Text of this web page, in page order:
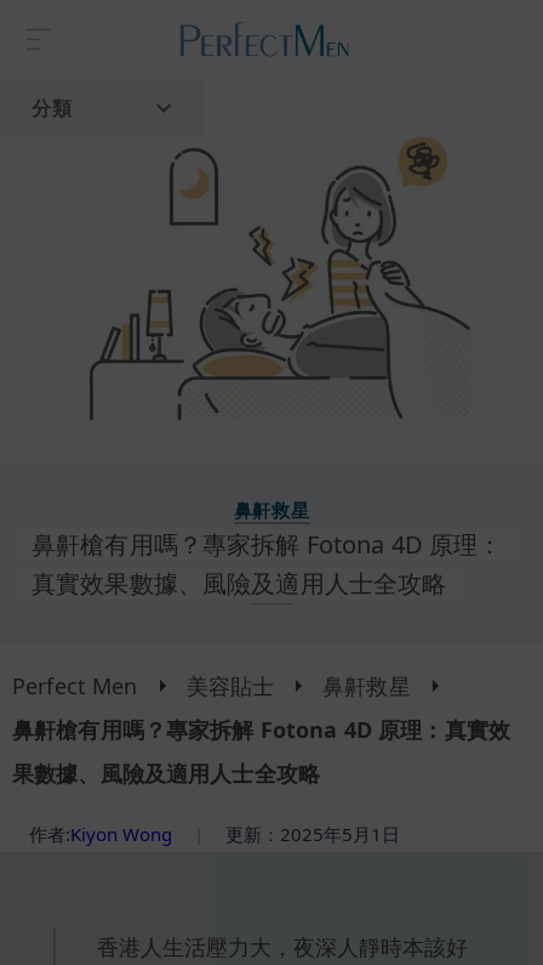
分類
鼻鼾救星
鼻鼾槍有用嗎？專家拆解 Fotona 4D 原理：
真實效果數據、風險及適用人士全攻略
Perfect Men 美容貼士
鼻鼾救星
鼻鼾槍有用嗎？專家拆解 Fotona 4D 原理：真實效
果數據、風險及適用人士全攻略
作者:Kiyon Wong 更新：2025年5月1日
香港人生活壓力大，夜深人靜時本該好